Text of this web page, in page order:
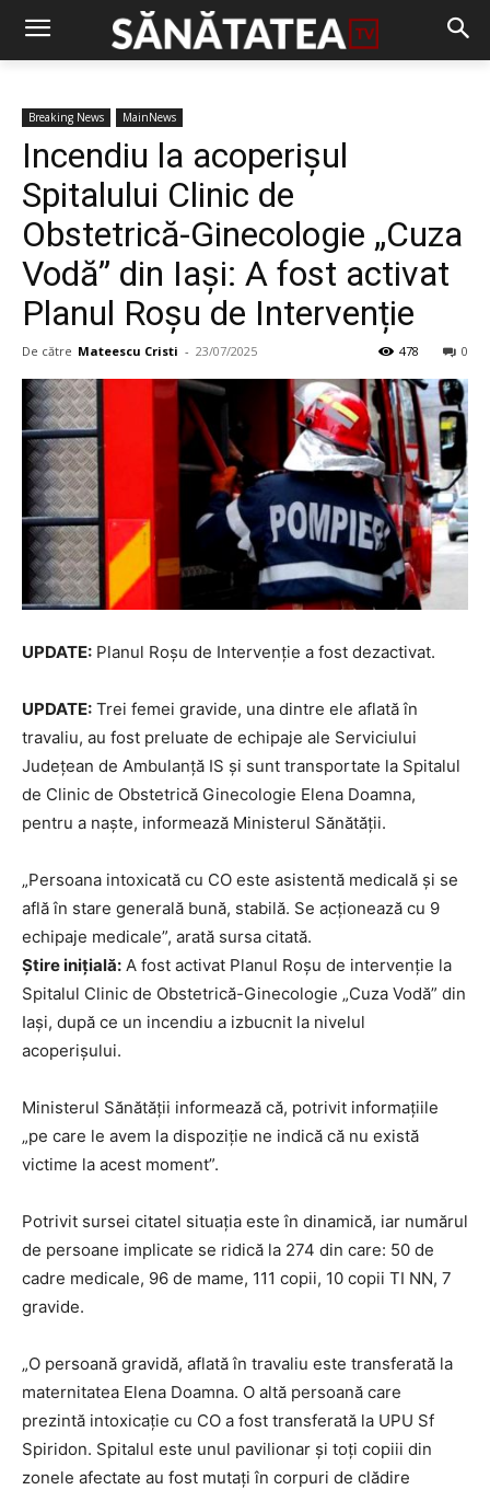
Breaking News MainNews
Incendiu la acoperișul
Spitalului Clinic de
Obstetrică-Ginecologie „Cuza
Vodă” din Iași: A fost activat
Planul Roșu de Intervenție
De către Mateescu Cristi - 23/07/2025 0
478
UPDATE: Planul Roșu de Intervenție a fost dezactivat.
UPDATE: Trei femei gravide, una dintre ele aflată în
travaliu, au fost preluate de echipaje ale Serviciului
Județean de Ambulanță IS și sunt transportate la Spitalul
de Clinic de Obstetrică Ginecologie Elena Doamna,
pentru a naște, informează Ministerul Sănătății.
„Persoana intoxicată cu CO este asistentă medicală și se
află în stare generală bună, stabilă. Se acționează cu 9
echipaje medicale”, arată sursa citată.
Știre inițială: A fost activat Planul Roșu de intervenție la
Spitalul Clinic de Obstetrică-Ginecologie „Cuza Vodă” din
Iași, după ce un incendiu a izbucnit la nivelul
acoperișului.
Ministerul Sănătății informează că, potrivit informațiile
„pe care le avem la dispoziție ne indică că nu există
victime la acest moment”.
Potrivit sursei citatel situația este în dinamică, iar numărul
de persoane implicate se ridică la 274 din care: 50 de
cadre medicale, 96 de mame, 111 copii, 10 copii TI NN, 7
gravide.
„O persoană gravidă, aflată în travaliu este transferată la
maternitatea Elena Doamna. O altă persoană care
prezintă intoxicație cu CO a fost transferată la UPU Sf
Spiridon. Spitalul este unul pavilionar și toți copiii din
zonele afectate au fost mutați în corpuri de clădire